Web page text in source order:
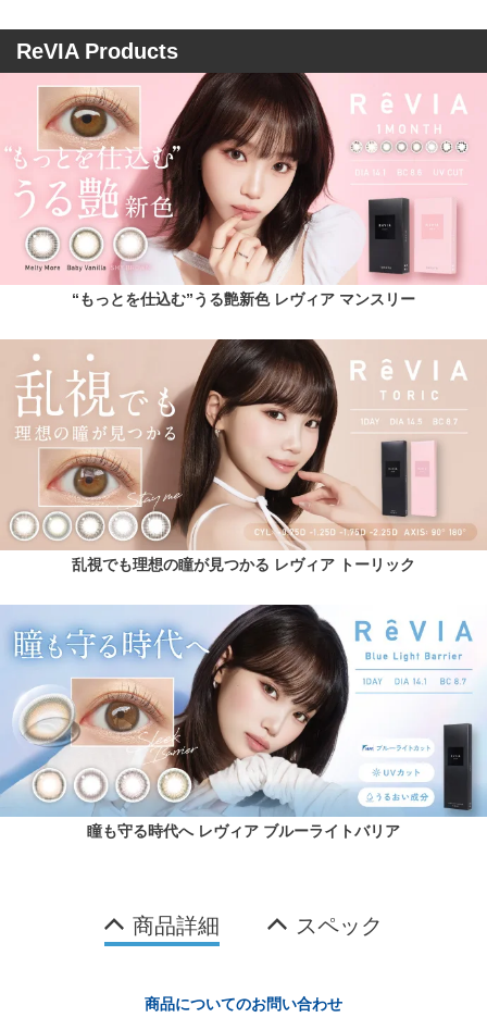
ReVIA Products
“もっとを仕込む”うる艶新色 レヴィア マンスリー
乱視でも理想の瞳が見つかる レヴィア トーリック
瞳も守る時代へ レヴィア ブルーライトバリア
商品詳細 スペック
商品についてのお問い合わせ